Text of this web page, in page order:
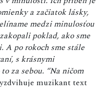
a začiatok lásky,
medzi minulosťou
poklad, ako sme
A po rokoch sme stále
s krásnymi
za sebou. “Na ničom
muzikant text